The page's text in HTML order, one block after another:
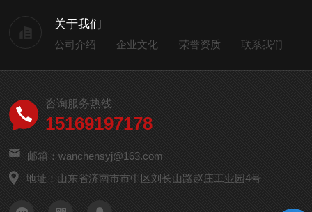
关于我们
公司介绍 企业文化 荣誉资质 联系我们
咨询服务热线
15169197178
邮箱：wanchensyj@163.com
地址：山东省济南市市中区刘长山路赵庄工业园4号